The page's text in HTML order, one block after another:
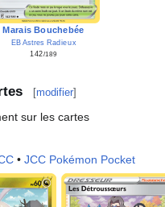
Marais Bouchebée
EB Astres Radieux
142/189
[modifier]
sur les cartes
• JCC Pokémon Pocket